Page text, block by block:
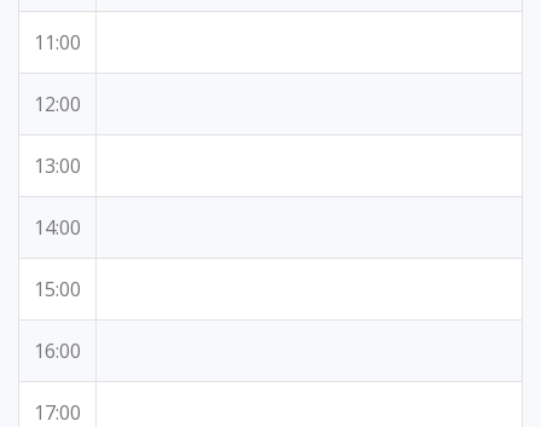
11:00
12:00
13:00
14:00
15:00
16:00
17:00